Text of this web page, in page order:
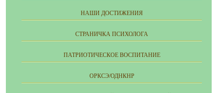
НАШИ ДОСТИЖЕНИЯ
СТРАНИЧКА ПСИХОЛОГА
ПАТРИОТИЧЕСКОЕ ВОСПИТАНИЕ
ОРКСЭ/ОДНКНР